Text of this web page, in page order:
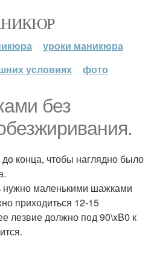
уроки маникюра
условиях
фото
без
конца, чтобы наглядно было
нужно маленькими шажками
приходиться 12-15
лезвие должно под 90\xB0 к